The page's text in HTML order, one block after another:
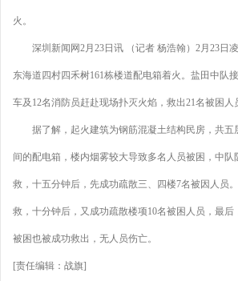
火。
深圳新闻网2月23日讯 （记者 杨浩翰）2月23日
东海道四村四禾树161栋楼道配电箱着火。盐田中队
车及12名消防员赶赴现场扑灭火焰，救出21名被困人
据了解，起火建筑为钢筋混凝土结构民房，共
间的配电箱，楼内烟雾较大导致多名人员被困，中队
救，十五分钟后，先成功疏散三、四楼7名被因人员
救，十分钟后，又成功疏散楼项10名被困人员，最后
被困也被成功救出，无人员伤亡。
[责任编辑：战旗]